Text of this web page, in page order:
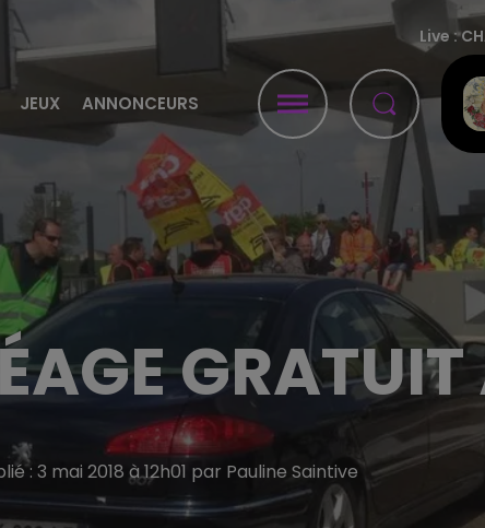
JEUX ANNONCEURS
Live :
: 3 mai 2018 à 12h01 par Pauline Saintive